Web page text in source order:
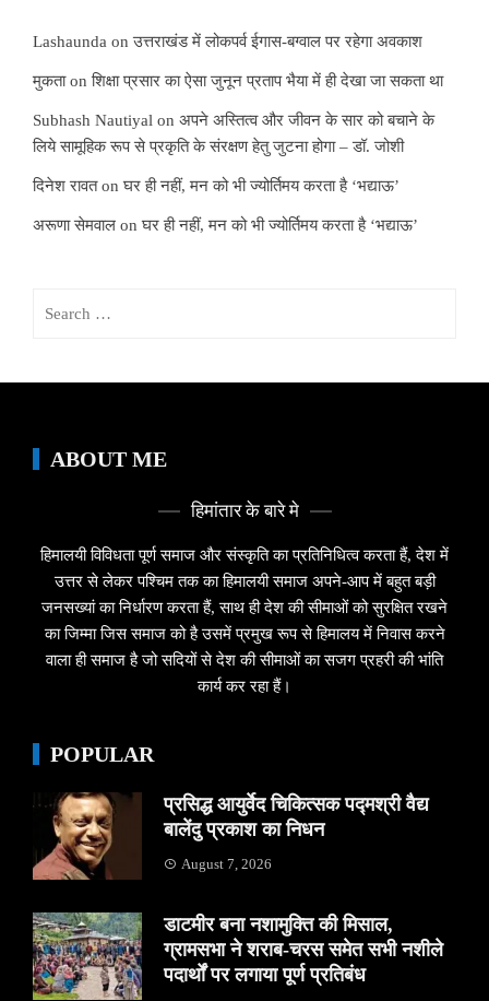
Lashaunda onउत्तराखंड में लोकपर्व ईगास-बग्वाल पर रहेगा अवकाश
मुकताonशिक्षा प्रसार का ऐसा जुनून प्रताप भैया में ही देखा जा सकता था
Subhash Nautiyal on अपने अस्तित्व और जीवन के सार को बचाने के
लिये सामूहिक रूप से प्रकृति के संरक्षण हेतु जुटना होगा – डॉ. जोशी
दिनेश रावतonघर ही नहीं, मन को भी ज्योर्तिमय करता है ‘भद्याऊ’
अरूणा सेमवाल onघर ही नहीं, मन को भी ज्योर्तिमय करता है ‘भद्याऊ’
ABOUT ME
हिमांतार के बारे मे
हिमालयी विविधता पूर्ण समाज और संस्कृति का प्रतिनिधित्व करता हैं, देश में
उत्तर से लेकर पश्चिम तक का हिमालयी समाज अपने-आप में बहुत बड़ी
जनसख्यां का निर्धारण करता हैं, साथ ही देश की सीमाओं को सुरक्षित रखने
का जिम्मा जिस समाज को है उसमें प्रमुख रूप से हिमालय में निवास करने
वाला ही समाज है जो सदियों से देश की सीमाओं का सजग प्रहरी की भांति
कार्य कर रहा हैं।
POPULAR
प्रसिद्ध आयुर्वेद चिकित्सक पद्मश्री वैद्य
बालेंदु प्रकाश का निधन
August 7, 2026
डाटमीर बना नशामुक्ति की मिसाल,
ग्रामसभा ने शराब-चरस समेत सभी नशीले
पदार्थों पर लगाया पूर्ण प्रतिबंध